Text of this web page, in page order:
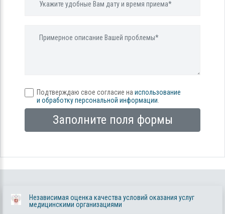
Подтверждаю свое согласие на использование
и обработку персональной информации
Заполните поля формы
Независимая оценка качества условий оказания услуг
медицинскими организациями